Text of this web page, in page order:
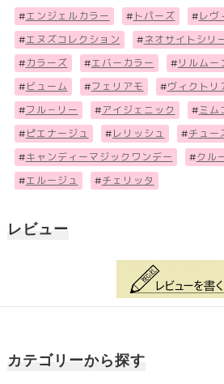
#エンジェルカラー # トパーズ # レヴ
#エヌズコレクション #ネオサイトシリ
# カラーズ #エバーカラー # リルムー
# ビューム #フェリアモ #ヴィクトリ
#フル－リー #アイジェニック #ミム
# ピエナージュ # レリッシュ #チュー
#キャンディーマジックワンデー #クル
#エルージュ #チェリッタ
レビュー
カテゴリーから探す